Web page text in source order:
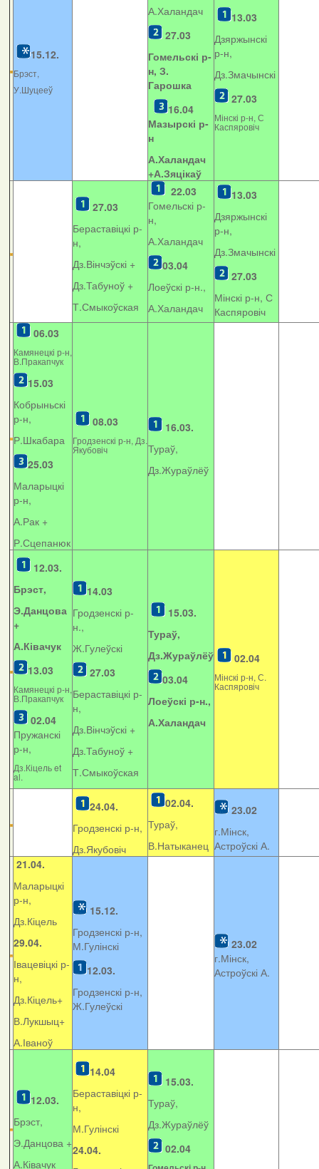
15.12.
Брэст,
У.Шуцееў
А.Халандач
27.03
Гомельскі р-
н, З.
Гарошка
16.04
Мазырскі р-
н
А.Халандач
+А.Зяцікаў
13.03
Дзяржынскі
р-н,
Дз.Змачынскі
27.03
Мінскі р-н, С
Каспяровіч
27.03
Бераставіцкі р-
н,
Дз.Вінчэўскі +
Дз.Табуноў +
Т.Смыкоўская
22.03
Гомельскі р-
н,
А.Халандач
03.04
Лоеўскі р-н.,
А.Халандач
13.03
Дзяржынскі
р-н,
Дз.Змачынскі
27.03
Мінскі р-н, С
Каспяровіч
06.03
Камянецкі р-н,
В.Пракапчук
15.03
Кобрыньскі
р-н,
Р.Шкабара
25.03
Маларыцкі
р-н,
А.Рак +
Р.Сцепанюк
08.03
Гродзенскі р-н, Дз.
Якубовіч
16.03.
Тураў,
Дз.Жураўлёў
12.03.
Брэст,
Э.Данцова
+
А.Ківачук
13.03
Камянецкі р-н,
В.Пракапчук
02.04
Пружанскі
р-н,
Дз.Кіцель et
al.
14.03
Гродзенскі р-
н.,
Ж.Гулеўскі
27.03
Бераставіцкі р-
н,
Дз.Вінчэўскі +
Дз.Табуноў +
Т.Смыкоўская
15.03.
Тураў,
Дз.Жураўлёў
03.04
Лоеўскі р-н.,
А.Халандач
02.04
Мінскі р-н, С.
Каспяровіч
24.04.
Гродзенскі р-н,
Дз.Якубовіч
02.04.
Тураў,
В.Натыканец
23.02
г.Мінск,
Астроўскі А.
21.04.
Маларыцкі
р-н,
Дз.Кіцель
29.04.
Івацевіцкі р-
н,
Дз.Кіцель+
В.Лукшыц+
А.Іваноў
15.12.
Гродзенскі р-н,
М.Гулінскі
12.03.
Гродзенскі р-н,
Ж.Гулеўскі
23.02
г.Мінск,
Астроўскі А.
12.03.
Брэст,
Э.Данцова +
А.Ківачук
14.04
Бераставіцкі р-
н,
М.Гулінскі
24.04.
15.03.
Тураў,
Дз.Жураўлёў
02.04